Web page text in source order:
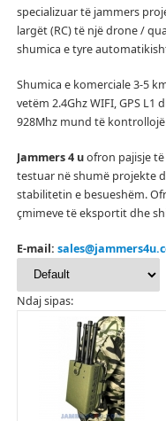
specializuar të jammers
largët (RC) të një drone /
shumica e tyre
Shumica e komerciale 3-5
vetëm 2.4Ghz WIFI, GPS L1
928Mhz mund të kontrollojë
Jammers 4 uofron pajisje
testuar në shumë projekte
stabilitetin e besueshëm.
çmimeve të eksportit dhe
E-mail:
Ndaj sipas: